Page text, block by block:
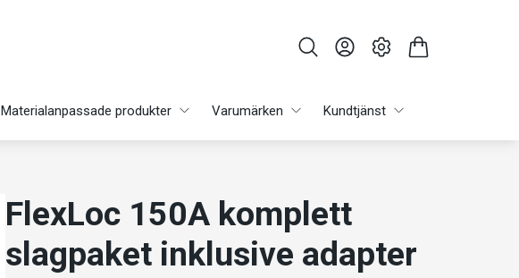
Materialanpassade produkter Varumärken Kundtjänst
FlexLoc 150A komplett
slagpaket inklusive adapter